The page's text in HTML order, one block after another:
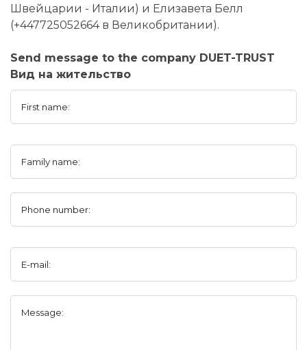
Швейцарии - Италии) и Елизавета Белл
(+447725052664 в Великобритании).
Send message to the company DUET-TRUST
Вид на жительство
First name:
Family name:
Phone number:
E-mail:
Message: